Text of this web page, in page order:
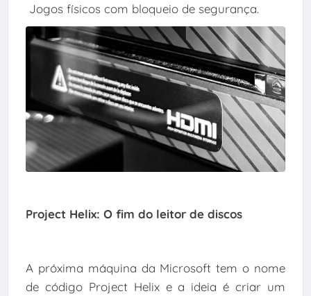
Jogos físicos com bloqueio de segurança.
Project Helix: O fim do leitor de discos
A próxima máquina da Microsoft tem o nome
de código Project Helix e a ideia é criar um